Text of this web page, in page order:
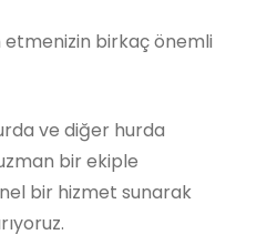
etmenizin birkaç önemli
ve diğer hurda
bir ekiple
bir hizmet sunarak